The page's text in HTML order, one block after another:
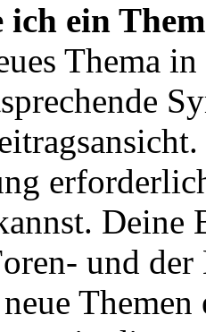
ich ein
Thema
Deine
und